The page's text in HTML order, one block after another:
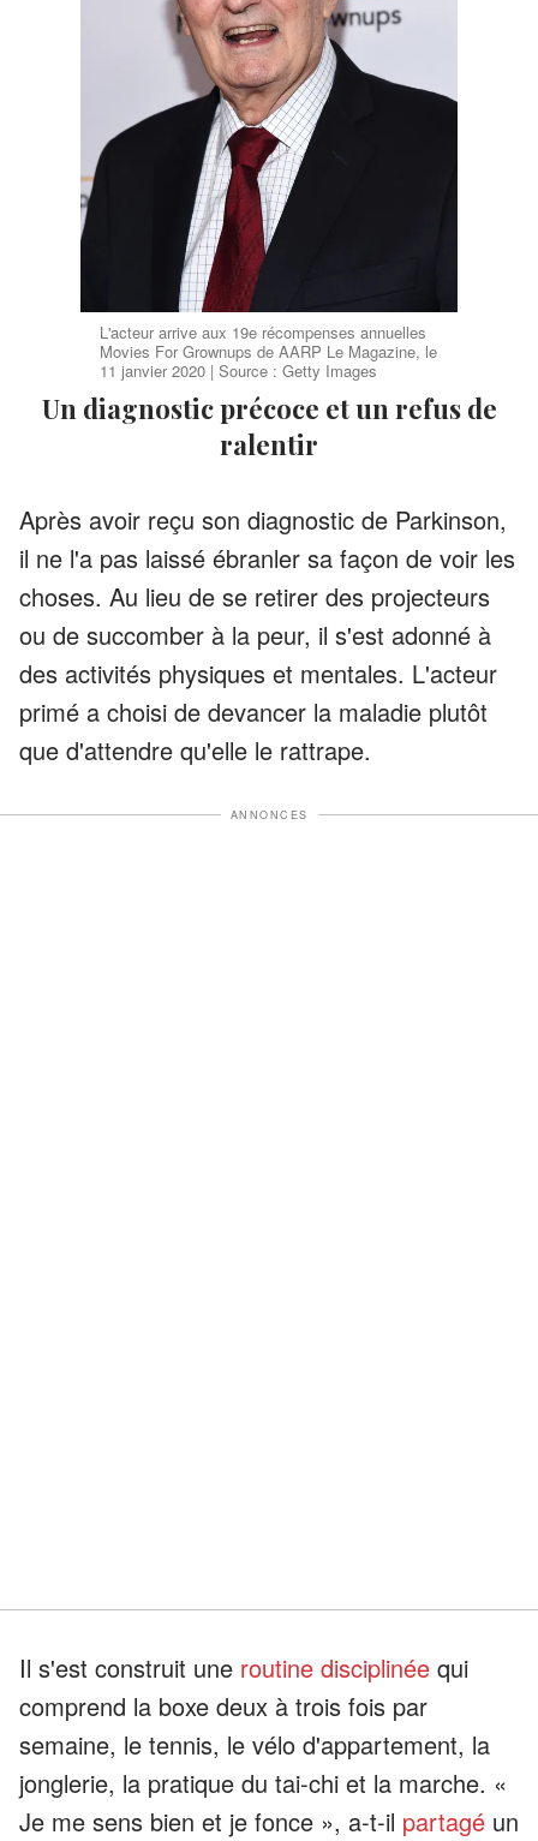
L'acteur arrive aux 19e récompenses annuelles
Movies For Grownups de AARP Le Magazine, le
11 janvier 2020 | Source : Getty Images
Un diagnostic précoce et un refus de
ralentir
Après avoir reçu son diagnostic de Parkinson,
il ne l'a pas laissé ébranler sa façon de voir les
choses. Au lieu de se retirer des projecteurs
ou de succomber à la peur, il s'est adonné à
des activités physiques et mentales. L'acteur
primé a choisi de devancer la maladie plutôt
que d'attendre qu'elle le rattrape.
ANNONCES
Il s'est construit une routine disciplinée qui
comprend la boxe deux à trois fois par
semaine, le tennis, le vélo d'appartement, la
jonglerie, la pratique du tai-chi et la marche. «
Je me sens bien et je fonce », a-t-il partagé un